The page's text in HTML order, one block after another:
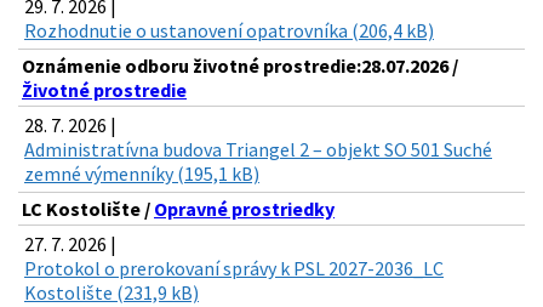
29. 7. 2026 |
Rozhodnutie o ustanovení opatrovníka (206,4 kB)
Oznámenie odboru životné prostredie:28.07.2026 /
Životné prostredie
28. 7. 2026 |
Administratívna budova Triangel 2 – objekt SO 501 Suché
zemné výmenníky (195,1 kB)
LC Kostolište / Opravné prostriedky
27. 7. 2026 |
Protokol o prerokovaní správy k PSL 2027-2036_LC
Kostolište (231,9 kB)